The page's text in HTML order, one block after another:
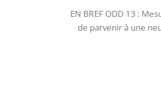
EN BREF ODD 13 :
de parvenir à une